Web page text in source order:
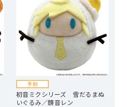
初音ミクシリーズ 雪だるまぬ
いぐるみ／鏡音レン